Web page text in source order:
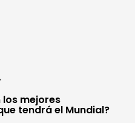
los mejores
tendrá el Mundial?